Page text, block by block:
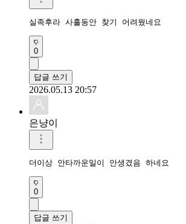
실족후라 사흘동안 찾기 어려웠네요
0
답글 쓰기
2026.05.13 20:57
은냥이
더이상 안타까운일이 안생겼음 하네요
0
답글 쓰기